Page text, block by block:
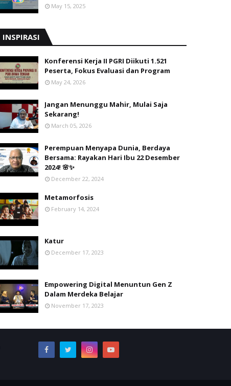
May 15, 2025
INSPIRASI
Konferensi Kerja II PGRI Diikuti 1.521
Peserta, Fokus Evaluasi dan Program
May 24, 2026
Jangan Menunggu Mahir, Mulai Saja
Sekarang!
March 05, 2026
Perempuan Menyapa Dunia, Berdaya
Bersama: Rayakan Hari Ibu 22 Desember
2024! 🌸✨
December 22, 2024
Metamorfosis
February 14, 2024
Katur
December 17, 2023
Empowering Digital Menuntun Gen Z
Dalam Merdeka Belajar
November 17, 2023